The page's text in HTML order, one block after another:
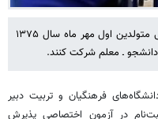
بر اساس مصوبه شورای عالی انقلاب فرهنگی متولدین اول مهر ماه سال ۱۳۷۵
ـ معلم شرکت کنند.
فرهنگیان و تربیت دبیر
در آزمون اختصاصی پذیرش